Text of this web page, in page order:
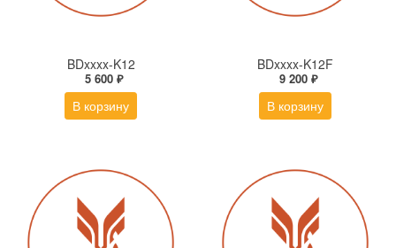
BDxxxx-K12
5 600 ₽
В корзину
BDxxxx-K12F
9 200 ₽
В корзину